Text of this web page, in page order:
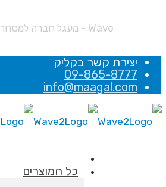
יצירת קשר בקליק
09-865-8777
info@maagal.com
כל המוצרים
Wave - מעגל חברה למסחר בע"מ © 2019